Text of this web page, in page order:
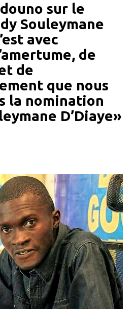
sur le
Souleymane
avec
de
de
que nous
la nomination
D’Diaye»